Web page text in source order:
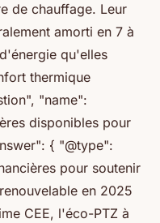
de chauffage. Leur
amorti en 7 à
qu'elles
thermique
"name":
disponibles pour
{ "@type":
pour soutenir
en 2025
CEE, l'éco-PTZ à